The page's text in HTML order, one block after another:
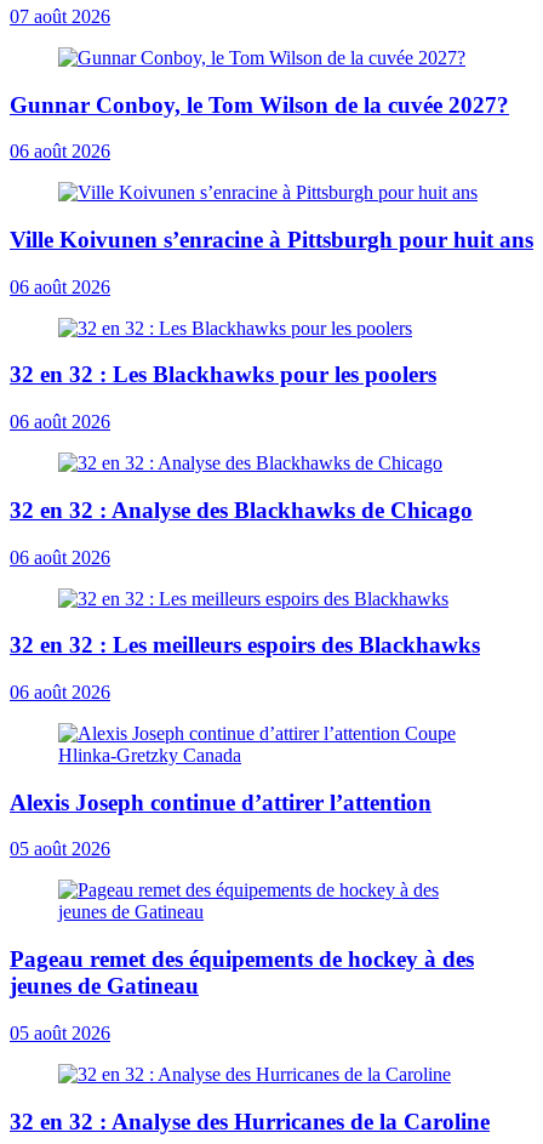
07 août 2026
Gunnar Conboy, le Tom Wilson de la cuvée 2027?
06 août 2026
Ville Koivunen s’enracine à Pittsburgh pour huit ans
06 août 2026
32 en 32 : Les Blackhawks pour les poolers
06 août 2026
32 en 32 : Analyse des Blackhawks de Chicago
06 août 2026
32 en 32 : Les meilleurs espoirs des Blackhawks
06 août 2026
Alexis Joseph continue d’attirer l’attention
05 août 2026
Pageau remet des équipements de hockey à des
jeunes de Gatineau
05 août 2026
32 en 32 : Analyse des Hurricanes de la Caroline